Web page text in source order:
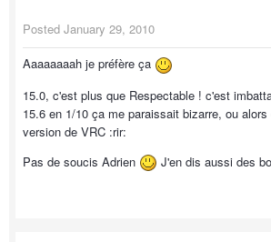
Posted January 29, 2010
Aaaaaaaah je préfère ça
15.0, c'est plus que Respectable ! c'est
15.6 en 1/10 ça me paraissait bizarre, ou
version de VRC :rir:
Pas de soucis Adrien
J'en dis aussi des